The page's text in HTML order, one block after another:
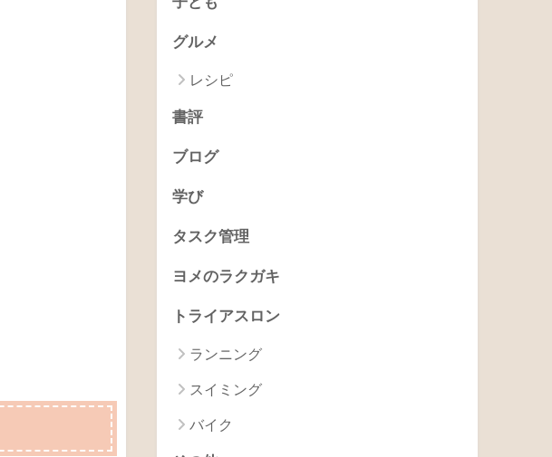
グルメ
レシピ
書評
ブログ
学び
タスク管理
ヨメのラクガキ
トライアスロン
ランニング
スイミング
バイク